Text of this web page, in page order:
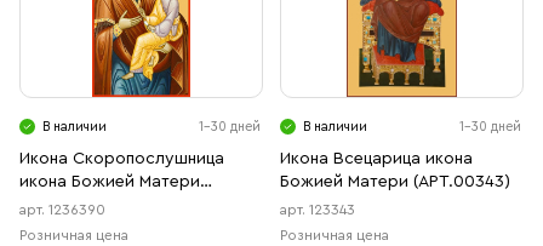
В наличии 1-30 дней
Икона Скоропослушница
икона Божией Матери
(АРТ.06390)
арт. 1236390
Розничная цена
В наличии 1-30 дней
Икона Всецарица икона
Божией Матери (АРТ.00343)
арт. 123343
Розничная цена